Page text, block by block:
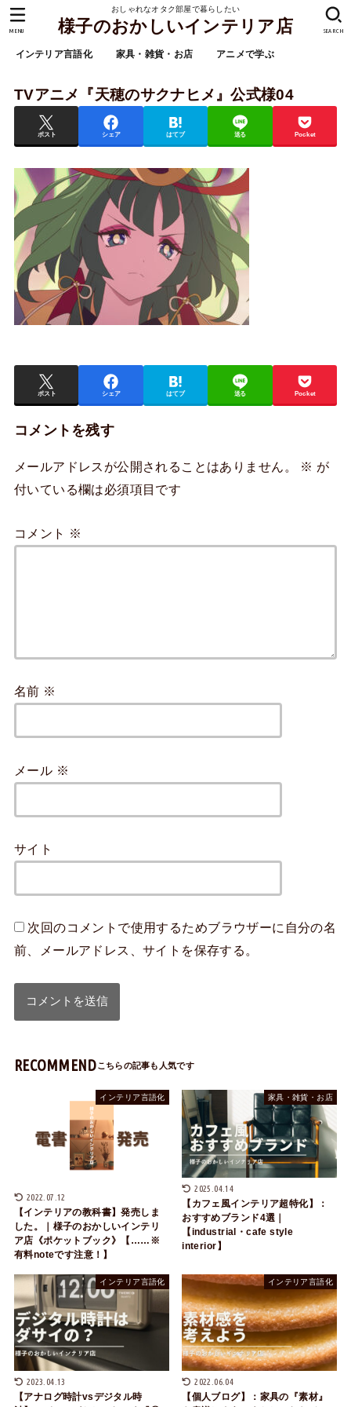
おしゃれなオタク部屋で暮らしたい
様子のおかしいインテリア店
インテリア言語化 家具・雑貨・お店 アニメで学ぶ
SEARCH
MENU
TVアニメ『天穂のサクナヒメ』公式様04
ポスト シェア はてブ 送る Pocket
ポスト シェア はてブ 送る Pocket
コメントを残す
メールアドレスが公開されることはありません。 ※ が
付いている欄は必須項目です
コメント ※
名前 ※
メール ※
サイト
次回のコメントで使用するためブラウザーに自分の名
前、メールアドレス、サイトを保存する。
RECOMMEND
インテリア言語化
2022.07.12
【インテリアの教科書】発売しま
した。｜様子のおかしいインテリ
ア店《ポケットブック》【……※
有料noteです注意！】
家具・雑貨・お店
2025.04.14
【カフェ風インテリア超特化】：
おすすめブランド4選｜
【industrial・cafe style
interior】
インテリア言語化
2023.04.13
【アナログ時計vsデジタル時
インテリア言語化
2022.06.04
【個人ブログ】：家具の『素材』